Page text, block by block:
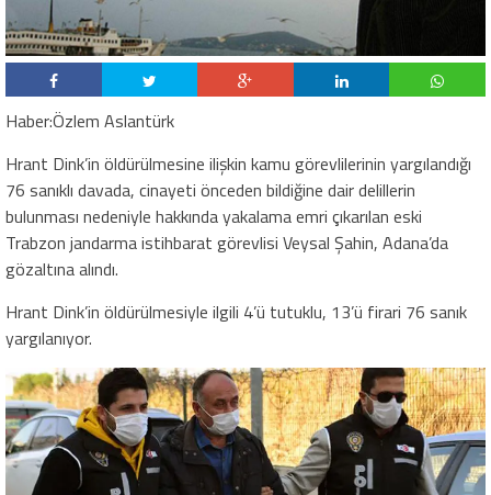
Haber:Özlem Aslantürk
Hrant Dink’in öldürülmesine ilişkin kamu görevlilerinin yargılandığı
76 sanıklı davada, cinayeti önceden bildiğine dair delillerin
bulunması nedeniyle hakkında yakalama emri çıkarılan eski
Trabzon jandarma istihbarat görevlisi Veysal Şahin, Adana’da
gözaltına alındı.
Hrant Dink’in öldürülmesiyle ilgili 4’ü tutuklu, 13’ü firari 76 sanık
yargılanıyor.